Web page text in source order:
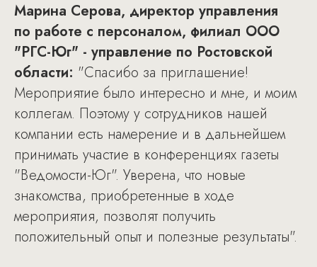
Марина Серова, директор управления
по работе с персоналом, филиал ООО
"РГС-Юг" - управление по Ростовской
области: "Спасибо за приглашение!
Мероприятие было интересно и мне, и моим
коллегам. Поэтому у сотрудников нашей
компании есть намерение и в дальнейшем
принимать участие в конференциях газеты
"Ведомости-Юг". Уверена, что новые
знакомства, приобретенные в ходе
мероприятия, позволят получить
положительный опыт и полезные результаты".